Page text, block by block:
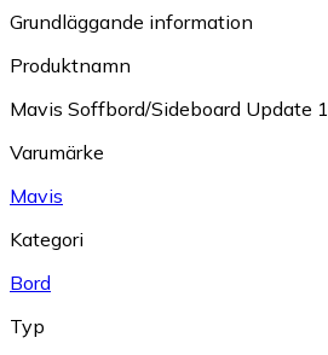
Grundläggande information
Produktnamn
Mavis Soffbord/Sideboard Update
Varumärke
Mavis
Kategori
Bord
Typ